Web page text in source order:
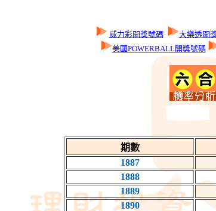
威力彩開獎號碼 大樂透開
美國POWERBALL開獎號碼
期數
1887
1888
1889
1890